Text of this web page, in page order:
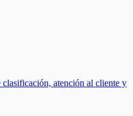
clasificación, atención al cliente y